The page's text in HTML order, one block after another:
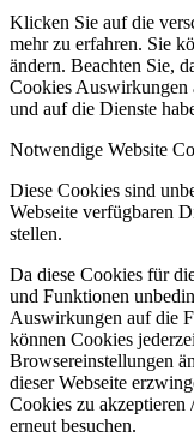
Klicken Sie auf die
mehr zu erfahren. Sie
ändern. Beachten Sie,
Cookies Auswirkungen
und auf die Dienste
Notwendige Website
Diese Cookies sind
Webseite verfügbaren
stellen.
Da diese Cookies für
und Funktionen
Auswirkungen auf die
können Cookies
Browsereinstellungen
dieser Webseite
Cookies zu akzeptieren
erneut besuchen.